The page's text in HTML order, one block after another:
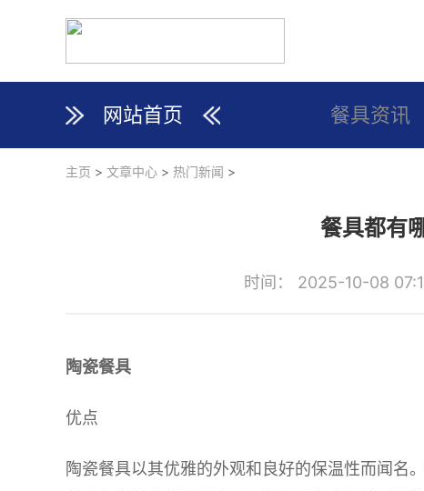
网站首页 餐具资讯
主页 > 文章中心 > 热门新闻 >
餐具都有
时间： 2025-10-08
陶瓷餐具
优点
陶瓷餐具以其优雅的外观和良好的保温性而闻名